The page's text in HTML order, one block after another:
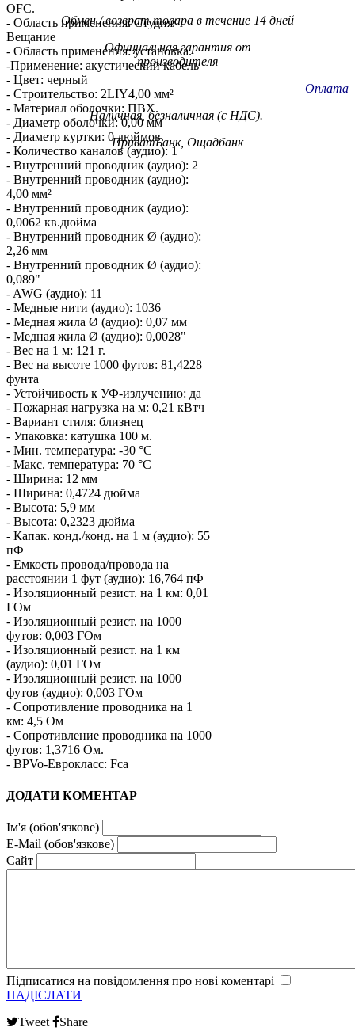
Обмен / возврат товара в течение 14 дней
Официальная гарантия от
производителя
Оплата
Наличная, безналичная (с НДС).
ПриватБанк, Ощадбанк
OFC.
- Область применения: Студия/
Вещание
- Область применения: установка.
-Применение: акустический кабель
- Цвет: черный
- Строительство: 2LIY4,00 мм²
- Материал оболочки: ПВХ.
- Диаметр оболочки: 0,00 мм
- Диаметр куртки: 0 дюймов.
- Количество каналов (аудио): 1
- Внутренний проводник (аудио): 2
- Внутренний проводник (аудио):
4,00 мм²
- Внутренний проводник (аудио):
0,0062 кв.дюйма
- Внутренний проводник Ø (аудио):
2,26 мм
- Внутренний проводник Ø (аудио):
0,089"
- AWG (аудио): 11
- Медные нити (аудио): 1036
- Медная жила Ø (аудио): 0,07 мм
- Медная жила Ø (аудио): 0,0028"
- Вес на 1 м: 121 г.
- Вес на высоте 1000 футов: 81,4228
фунта
- Устойчивость к УФ-излучению: да
- Пожарная нагрузка на м: 0,21 кВтч
- Вариант стиля: близнец
- Упаковка: катушка 100 м.
- Мин. температура: -30 °C
- Макс. температура: 70 °C
- Ширина: 12 мм
- Ширина: 0,4724 дюйма
- Высота: 5,9 мм
- Высота: 0,2323 дюйма
- Капак. конд./конд. на 1 м (аудио): 55
пФ
- Емкость провода/провода на
расстоянии 1 фут (аудио): 16,764 пФ
- Изоляционный резист. на 1 км: 0,01
ГОм
- Изоляционный резист. на 1000
футов: 0,003 ГОм
- Изоляционный резист. на 1 км
(аудио): 0,01 ГОм
- Изоляционный резист. на 1000
футов (аудио): 0,003 ГОм
- Сопротивление проводника на 1
км: 4,5 Ом
- Сопротивление проводника на 1000
футов: 1,3716 Ом.
- BPVo-Еврокласс: Fca
ДОДАТИ КОМЕНТАР
Ім'я (обов'язкове)
E-Mail (обов'язкове)
Сайт
Підписатися на повідомлення про нові коментарі
НАДІСЛАТИ
Tweet
Share